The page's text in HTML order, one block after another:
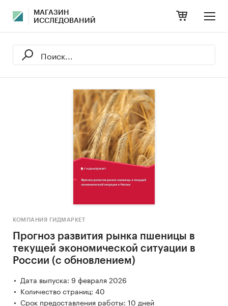
МАГАЗИН
ИССЛЕДОВАНИЙ
КОМПАНИЯ ГИДМАРКЕТ
Прогноз развития рынка пшеницы в
текущей экономической ситуации в
России (с обновлением)
Дата выпуска: 9 февраля 2026
Количество страниц: 40
Срок предоставления работы: 10 дней